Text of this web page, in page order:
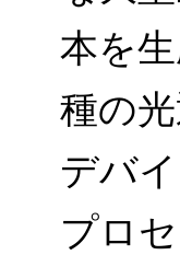
本を
種の
デバ
プロ